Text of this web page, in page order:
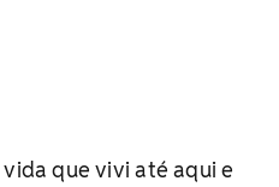
que vivi até aqui e